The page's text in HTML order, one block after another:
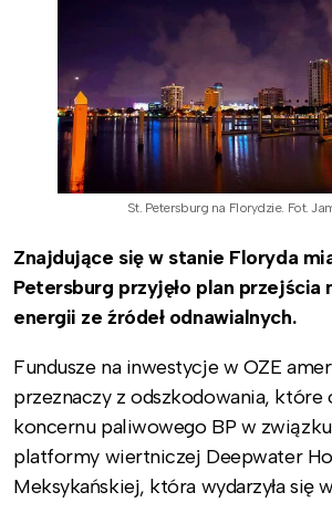
St. Petersburg na Florydzie. Fot.
Znajdujące się w stanie Floryda
Petersburg przyjęło plan przejścia
energii ze źródeł odnawialnych.
Fundusze na inwestycje w OZE
przeznaczy z odszkodowania, które
koncernu paliwowego BP w
platformy wiertniczej Deepwater
Meksykańskiej, która wydarzyła się